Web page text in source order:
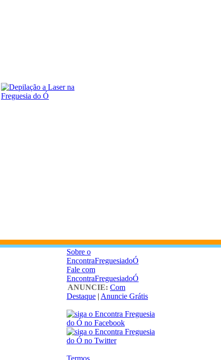
Sobre o
EncontraFreguesiadoÓ
Fale com
EncontraFreguesiadoÓ
ANUNCIE: Com
Destaque | Anuncie Grátis
Termos